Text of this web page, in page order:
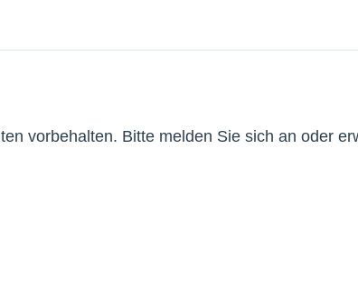
vorbehalten. Bitte melden Sie sich an oder